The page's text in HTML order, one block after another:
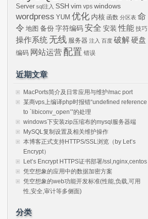
Server sql注入 SSH vim vps windows
wordpress YUM 优化 内核 函数 分区表 命
令 地图 备份 字符编码 安全 安装 性能 技巧
操作系统 无线 服务器 注入 百度 破解硬盘
编码 网站运营 配置 错误
近期文章
MacPorts简介及日常应用与维护/mac port
某商vps上编译php时报错“undefined reference
to `libiconv_open’”的处理
windows下安装zip压缩布的mysql服务器端
MySQL复制设置及相关维护操作
本博客正式支持HTTPS/SSL浏览（by Let’s
Encrypt）
Let’s Encrypt HTTPS证书部署/ssl,nginx,centos
凭空想象的应用中的数据加密方案
凭空想象的web功能开发标准(性能,负载,可用
性,安全,审计等多侧面)
分类